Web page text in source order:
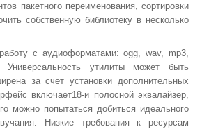
пакетного переименования, сортировки
собственную библиотеку в несколько
с аудиоформатами: ogg, wav, mp3,
утилиты может быть
за счет установки дополнительных
включает18-и полосной эквалайзер,
можно попытаться добиться идеального
Низкие требования к ресурсам